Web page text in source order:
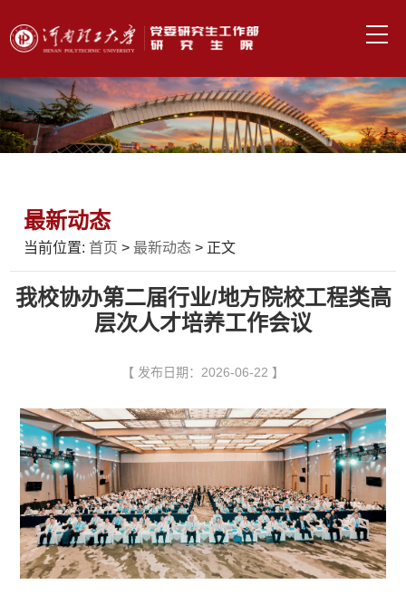
最新动态
当前位置: 首页 >最新动态 > 正文
我校协办第二届行业/地方院校工程类高
层次人才培养工作会议
【 发布日期：2026-06-22 】